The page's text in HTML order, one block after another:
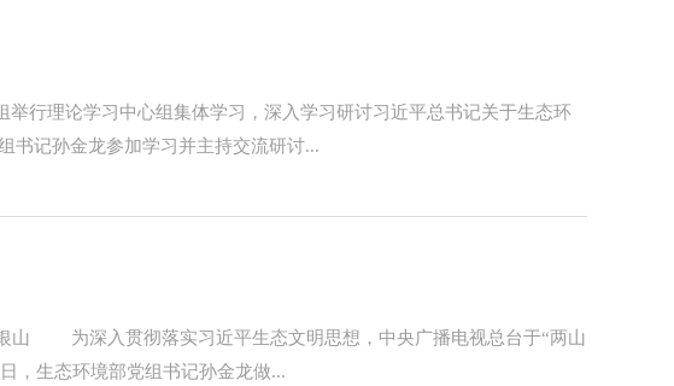
理论学习中心组集体学习，深入学习研讨习近平总书记关于生态环
书记孙金龙参加学习并主持交流研讨...
山 为深入贯彻落实习近平生态文明思想，中央广播电视总台于“两山
，生态环境部党组书记孙金龙做...